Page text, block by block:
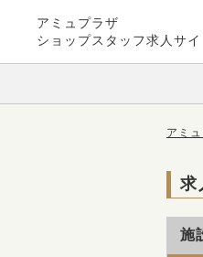
アミュプラザ
ショップスタッフ求人サイ
アミ
求
施